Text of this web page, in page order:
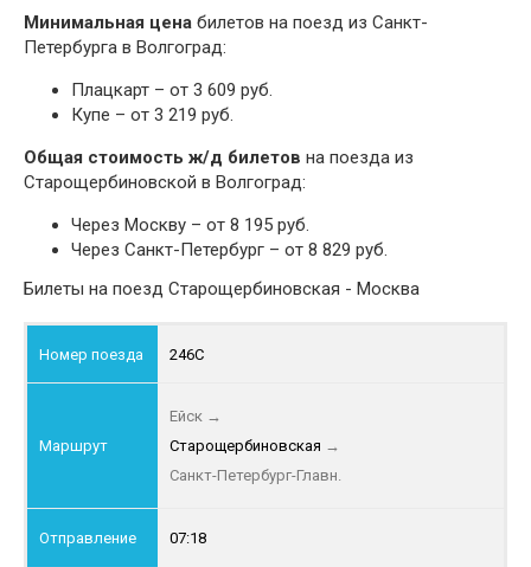
Минимальная цена билетов на поезд из Санкт-
Петербурга в Волгоград:
Плацкарт – от 3 609 руб.
Купе – от 3 219 руб.
Общая стоимость ж/д билетов на поезда из
Старощербиновской в Волгоград:
Через Москву – от 8 195 руб.
Через Санкт-Петербург – от 8 829 руб.
Билеты на поезд Старощербиновская - Москва
246С
Ейск →
Старощербиновская →
Санкт-Петербург-Главн.
07:18